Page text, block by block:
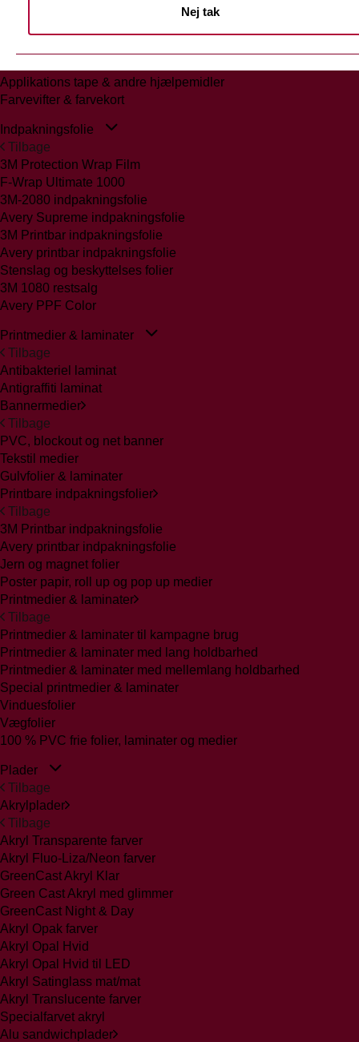
Nej tak
Glasmattering Ritrama/Fedrigoni
Applikations tape & andre hjælpemidler
Farvevifter & farvekort
Indpakningsfolie
Tilbage
3M Protection Wrap Film
F-Wrap Ultimate 1000
3M-2080 indpakningsfolie
Avery Supreme indpakningsfolie
3M Printbar indpakningsfolie
Avery printbar indpakningsfolie
Stenslag og beskyttelses folier
3M 1080 restsalg
Avery PPF Color
Printmedier & laminater
Tilbage
Antibakteriel laminat
Antigraffiti laminat
Bannermedier
Tilbage
PVC, blockout og net banner
Tekstil medier
Gulvfolier & laminater
Printbare indpakningsfolier
Tilbage
3M Printbar indpakningsfolie
Avery printbar indpakningsfolie
Jern og magnet folier
Poster papir, roll up og pop up medier
Printmedier & laminater
Tilbage
Printmedier & laminater til kampagne brug
Printmedier & laminater med lang holdbarhed
Printmedier & laminater med mellemlang holdbarhed
Special printmedier & laminater
Vinduesfolier
Vægfolier
100 % PVC frie folier, laminater og medier
Plader
Tilbage
Akrylplader
Tilbage
Akryl Transparente farver
Akryl Fluo-Liza/Neon farver
GreenCast Akryl Klar
Green Cast Akryl med glimmer
GreenCast Night & Day
Akryl Opak farver
Akryl Opal Hvid
Akryl Opal Hvid til LED
Akryl Satinglass mat/mat
Akryl Translucente farver
Specialfarvet akryl
Alu sandwichplader